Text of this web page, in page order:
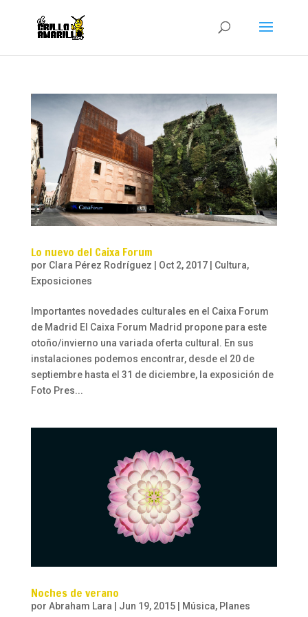
Lo nuevo del Caixa Forum
por Clara Pérez Rodríguez Oct 2, 2017| Cultura,
Exposiciones
Importantes novedades culturales en el Caixa Forum
de Madrid El Caixa Forum Madrid propone para este
otoño/invierno una variada oferta cultural. En sus
instalaciones podemos encontrar, desde el 20 de
septiembre hasta el 31 de diciembre, la exposición de
Foto Pres...
Noches de verano
por Abraham Lara | Jun 19, 2015| Música, Planes